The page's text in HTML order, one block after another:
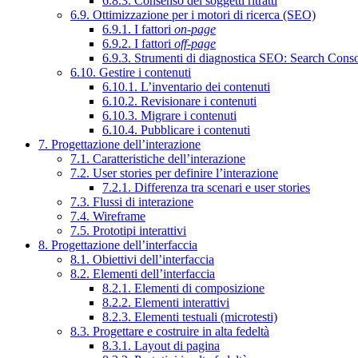
6.9. Ottimizzazione per i motori di ricerca (SEO)
6.9.1. I fattori on-page
6.9.2. I fattori off-page
6.9.3. Strumenti di diagnostica SEO: Search
6.10. Gestire i contenuti
6.10.1. L’inventario dei contenuti
6.10.2. Revisionare i contenuti
6.10.3. Migrare i contenuti
6.10.4. Pubblicare i contenuti
7. Progettazione dell’interazione
7.1. Caratteristiche dell’interazione
7.2. User stories per definire l’interazione
7.2.1. Differenza tra scenari e user stories
7.3. Flussi di interazione
7.4. Wireframe
7.5. Prototipi interattivi
8. Progettazione dell’interfaccia
8.1. Obiettivi dell’interfaccia
8.2. Elementi dell’interfaccia
8.2.1. Elementi di composizione
8.2.2. Elementi interattivi
8.2.3. Elementi testuali (microtesti)
8.3. Progettare e costruire in alta fedeltà
8.3.1. Layout di pagina